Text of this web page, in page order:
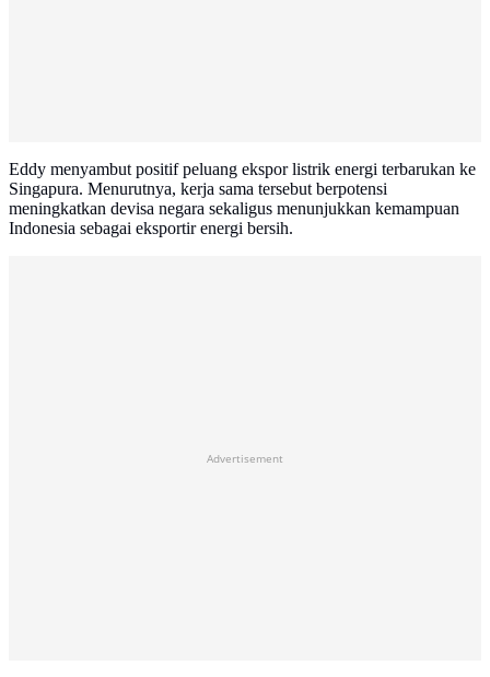
Eddy menyambut positif peluang ekspor listrik energi terbarukan ke
Singapura. Menurutnya, kerja sama tersebut berpotensi
meningkatkan devisa negara sekaligus menunjukkan kemampuan
Indonesia sebagai eksportir energi bersih.
Advertisement